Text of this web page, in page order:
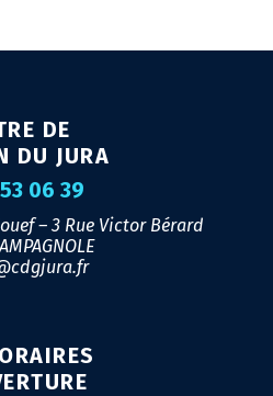
UTILES
DE
DU JURA
06 39
– 3 Rue Victor Bérard